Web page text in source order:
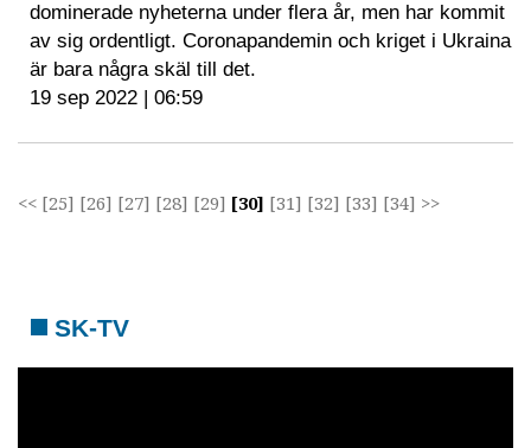
dominerade nyheterna under flera år, men har kommit
av sig ordentligt. Coronapandemin och kriget i Ukraina
är bara några skäl till det.
19 sep 2022 | 06:59
<< [25] [26] [27] [28] [29] [30] [31] [32] [33] [34] >>
SK-TV